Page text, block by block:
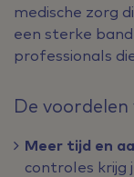
medische zorg
een sterke
professionals
De
Meer tijd en
controles krijg